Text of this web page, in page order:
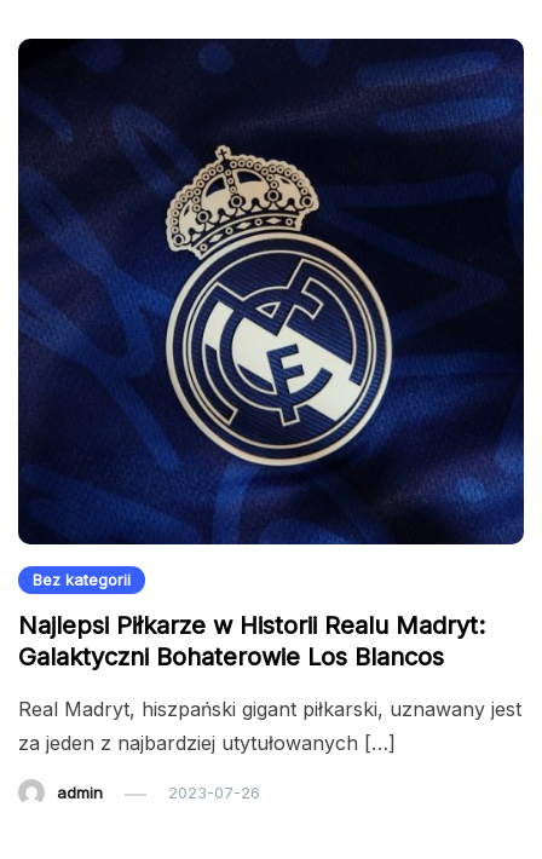
Bez kategorii
Najlepsi Piłkarze w Historii Realu Madryt:
Galaktyczni Bohaterowie Los Blancos
Real Madryt, hiszpański gigant piłkarski, uznawany jest
za jeden z najbardziej utytułowanych […]
admin 2023-07-26